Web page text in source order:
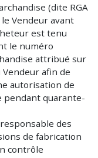
(dite RGA
Vendeur avant
est tenu
le numéro
attribué sur
afin de
autorisation de
pendant quarante-
des
de fabrication
contrôle